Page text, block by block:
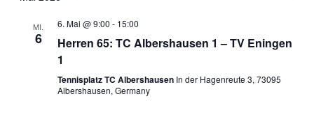
MI.
6
6. Mai @ 9:00 - 15:00
Herren 65: TC Albershausen 1 – TV Eningen
1
Tennisplatz TC Albershausen In der Hagenreute 3, 73095
Albershausen, Germany